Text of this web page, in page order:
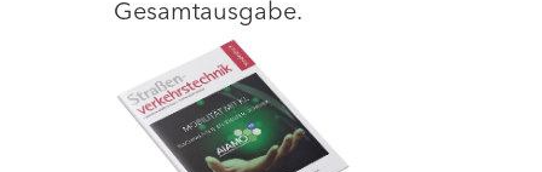
Gesamtausgabe.